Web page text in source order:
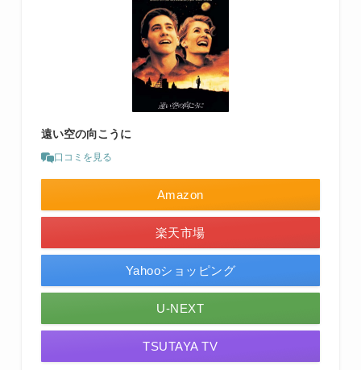
遠い空の向こうに
口コミを見る
Amazon
楽天市場
Yahooショッピング
U-NEXT
TSUTAYA TV